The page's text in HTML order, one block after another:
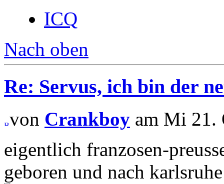
ICQ
Nach oben
Re: Servus, ich bin der
von Crankboy am Mi 21.
eigentlich franzosen-
geboren und nach